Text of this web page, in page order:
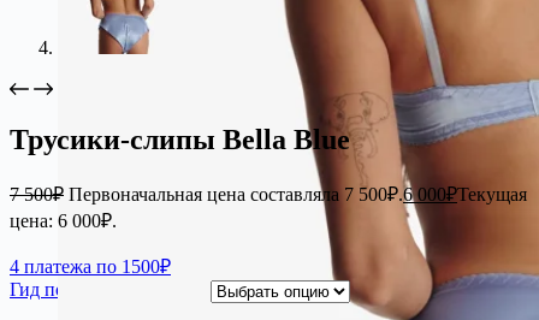
Трусики-слипы Bella Blue
7 500₽ Первоначальная цена составляла 7 500₽.6 000₽Текущая
цена: 6 000₽.
4 платежа по 1500₽
Гид по размерам